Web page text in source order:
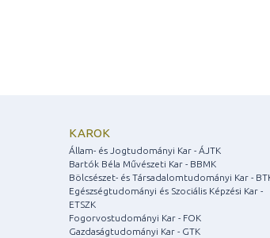
KAROK
Állam- és Jogtudományi Kar - ÁJTK
Bartók Béla Művészeti Kar - BBMK
Bölcsészet- és Társadalomtudományi Kar -
Egészségtudományi és Szociális Képzési Kar -
ETSZK
Fogorvostudományi Kar - FOK
Gazdaságtudományi Kar - GTK